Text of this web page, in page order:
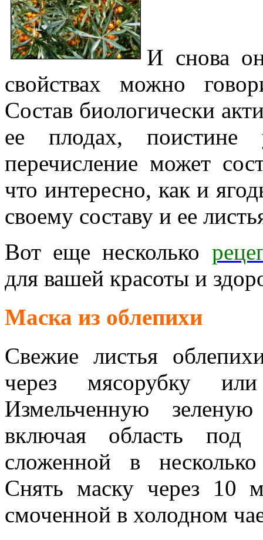
И снова
свойствах можно
Состав биологически
ее плодах,
перечисление может
что интересно, как и
своему составу и ее
Вот еще несколько
для вашей красоты и
Маска из облепихи
Свежие листья
через мясорубку
Измельченную
включая область под
сложенной в
Снять маску через 10
смоченной в холодном